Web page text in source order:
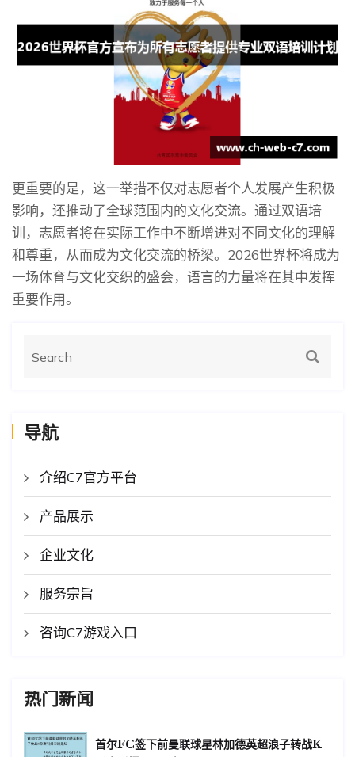
更重要的是，这一举措不仅对志愿者个人发展产生积极
影响，还推动了全球范围内的文化交流。通过双语培
训，志愿者将在实际工作中不断增进对不同文化的理解
和尊重，从而成为文化交流的桥梁。2026世界杯将成为
一场体育与文化交织的盛会，语言的力量将在其中发挥
重要作用。
导航
介绍C7官方平台
产品展示
企业文化
服务宗旨
咨询C7游戏入口
热门新闻
首尔FC签下前曼联球星林加德英超浪子转战K